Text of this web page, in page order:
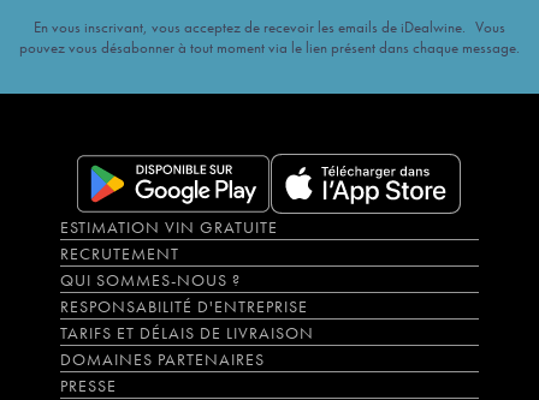
En vous inscrivant, vous acceptez de recevoir les emails de iDealwine. Vous
pouvez vous désabonner à tout moment via le lien présent dans chaque message.
ESTIMATION VIN GRATUITE
RECRUTEMENT
QUI SOMMES-NOUS ?
RESPONSABILITÉ D'ENTREPRISE
TARIFS ET DÉLAIS DE LIVRAISON
DOMAINES PARTENAIRES
PRESSE